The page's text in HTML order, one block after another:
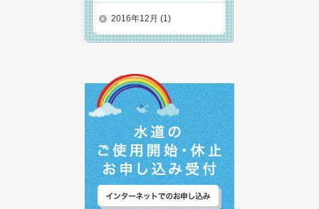
2016年12月 (1)